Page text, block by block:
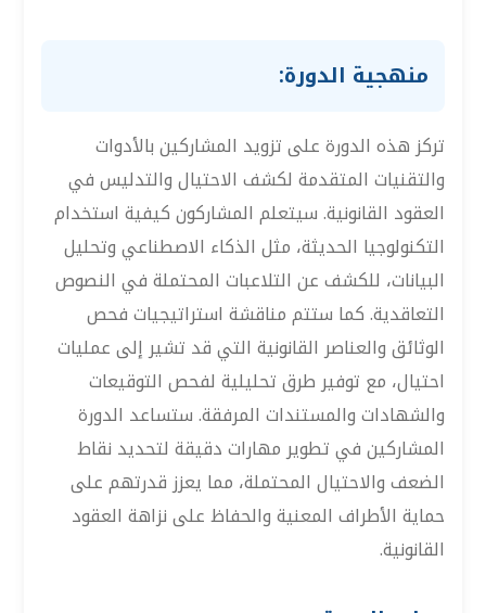
منهجية الدورة:
تركز هذه الدورة على تزويد المشاركين بالأدوات
والتقنيات المتقدمة لكشف الاحتيال والتدليس في
العقود القانونية. سيتعلم المشاركون كيفية استخدام
التكنولوجيا الحديثة، مثل الذكاء الاصطناعي وتحليل
البيانات، للكشف عن التلاعبات المحتملة في النصوص
التعاقدية. كما ستتم مناقشة استراتيجيات فحص
الوثائق والعناصر القانونية التي قد تشير إلى عمليات
احتيال، مع توفير طرق تحليلية لفحص التوقيعات
والشهادات والمستندات المرفقة. ستساعد الدورة
المشاركين في تطوير مهارات دقيقة لتحديد نقاط
الضعف والاحتيال المحتملة، مما يعزز قدرتهم على
حماية الأطراف المعنية والحفاظ على نزاهة العقود
القانونية.